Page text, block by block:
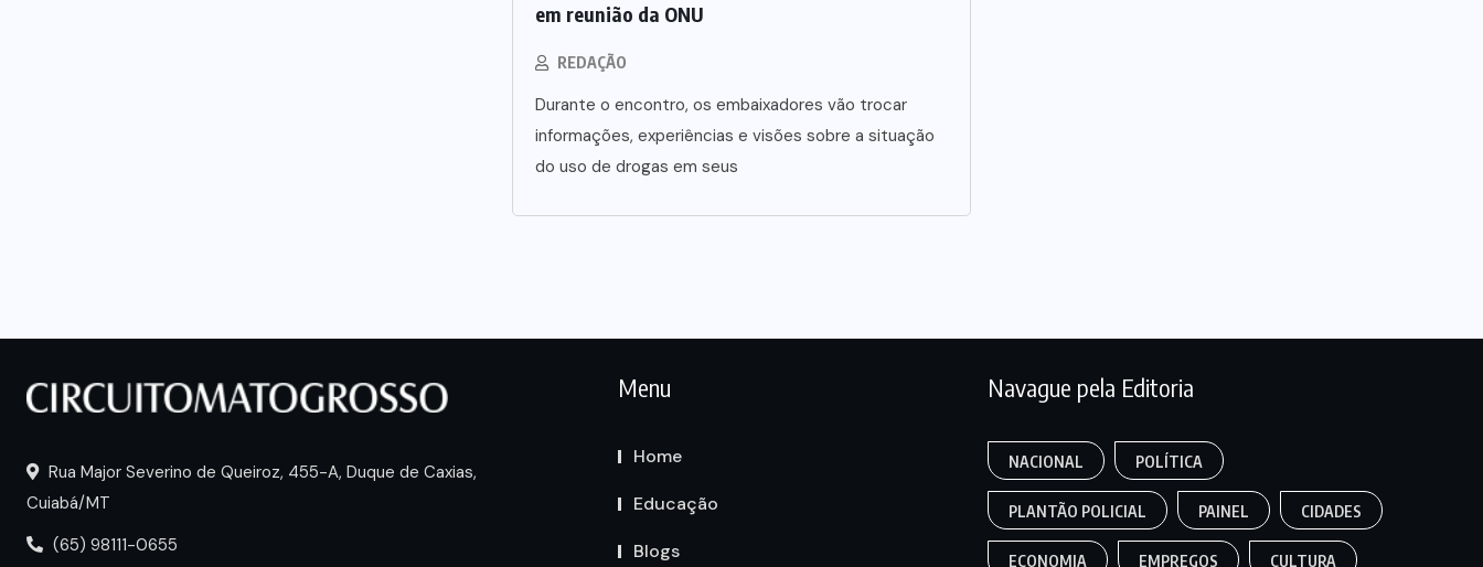
em reunião da ONU
REDAÇÃO
Durante o encontro, os embaixadores vão trocar
informações, experiências e visões sobre a situação
do uso de drogas em seus
Rua Major Severino de Queiroz, 455-A, Duque de Caxias,
Cuiabá/MT
(65) 98111-0655
Menu
Home
Educação
Blogs
Navague pela Editoria
NACIONAL POLÍTICA
PLANTÃO POLICIAL PAINEL CIDADES
ECONOMIA EMPREGOS CULTURA